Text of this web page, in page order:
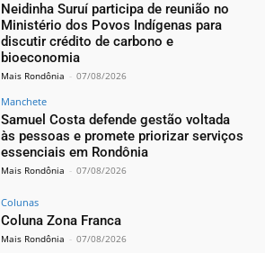
Neidinha Suruí participa de reunião no
Ministério dos Povos Indígenas para
discutir crédito de carbono e
bioeconomia
Mais Rondônia - 07/08/2026
Manchete
Samuel Costa defende gestão voltada
às pessoas e promete priorizar serviços
essenciais em Rondônia
Mais Rondônia - 07/08/2026
Colunas
Coluna Zona Franca
Mais Rondônia - 07/08/2026